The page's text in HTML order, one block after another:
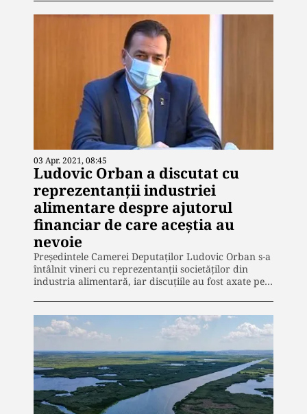
03 Apr. 2021, 08:45
Ludovic Orban a discutat cu
reprezentanții industriei
alimentare despre ajutorul
financiar de care aceștia au
nevoie
Preşedintele Camerei Deputaţilor Ludovic Orban s-a
întâlnit vineri cu reprezentanţii societăţilor din
industria alimentară, iar discuţiile au fost axate pe…